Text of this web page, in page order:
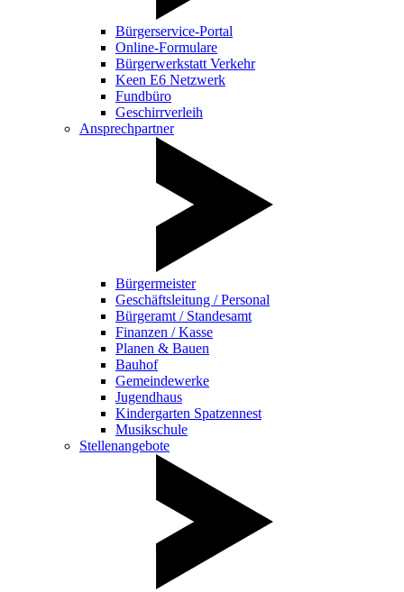
Bürgerservice-Portal
Online-Formulare
Bürgerwerkstatt Verkehr
Keen E6 Netzwerk
Fundbüro
Geschirrverleih
Ansprechpartner
Bürgermeister
Geschäftsleitung / Personal
Bürgeramt / Standesamt
Finanzen / Kasse
Planen & Bauen
Bauhof
Gemeindewerke
Jugendhaus
Kindergarten Spatzennest
Musikschule
Stellenangebote